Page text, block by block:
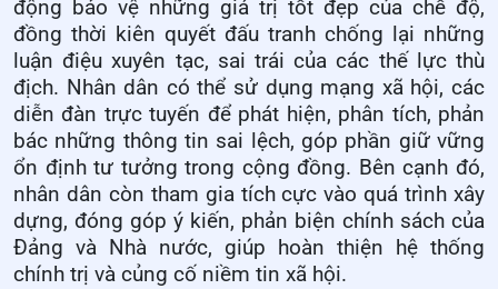
động bảo vệ những giá trị tốt đẹp của chế độ,
đồng thời kiên quyết đấu tranh chống lại những
luận điệu xuyên tạc, sai trái của các thế lực thù
địch. Nhân dân có thể sử dụng mạng xã hội, các
diễn đàn trực tuyến để phát hiện, phân tích, phản
bác những thông tin sai lệch, góp phần giữ vững
ổn định tư tưởng trong cộng đồng. Bên cạnh đó,
nhân dân còn tham gia tích cực vào quá trình xây
dựng, đóng góp ý kiến, phản biện chính sách của
Đảng và Nhà nước, giúp hoàn thiện hệ thống
chính trị và củng cố niềm tin xã hội.